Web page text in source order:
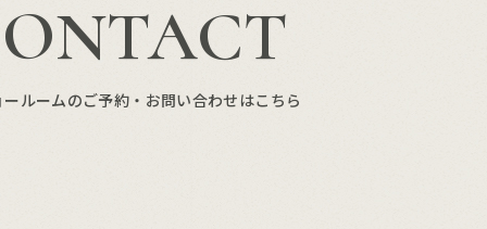
ルームのご予約・お問い合わせはこちら